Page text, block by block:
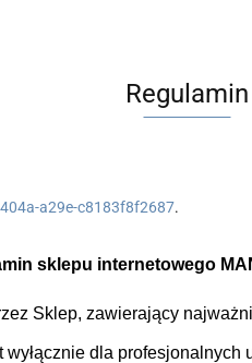
Regulamin
a29e-c8183f8f2687.
sklepu internetowego
Sklep, zawierający
dla